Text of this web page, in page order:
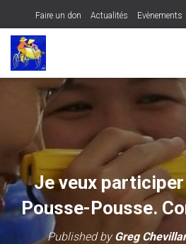
Faire un don Actualités Evènements
Je veux participer
Pousse-Pousse.
Published byGreg